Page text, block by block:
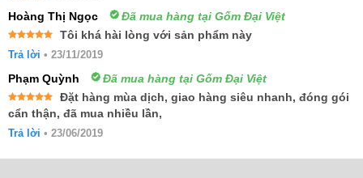
Hoàng Thị Ngọc Đã mua hàng tại Gốm Đại Việt
Được xếp
hạng55
Tôi khá hài lòng với sản phẩm này
Trả lời • 23/11/2019
Phạm Quỳnh Đã mua hàng tại Gốm Đại Việt
Được xếp
hạng 55
sao
Đặt hàng mùa dịch, giao hàng siêu nhanh, đóng gói
cẩn thận, đã mua nhiều lần,
Trả lời • 23/06/2019